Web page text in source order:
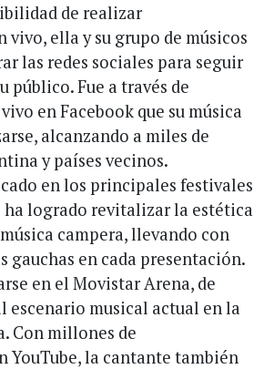
de realizar
vivo, ella y su grupo de músicos
las redes sociales para seguir
público. Fue a través de
en Facebook que su música
alcanzando a miles de
y países vecinos.
en los principales festivales
ha logrado revitalizar la estética
campera, llevando con
gauchas en cada presentación.
en el Movistar Arena, de
escenario musical actual en la
Con millones de
YouTube, la cantante también